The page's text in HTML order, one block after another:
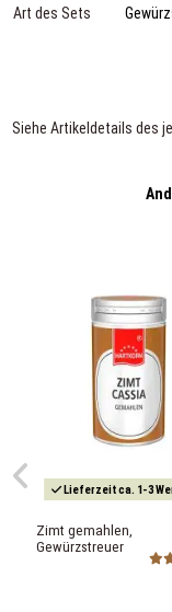
Art des Sets
Siehe Artikeldetails des
Lieferzeit ca. 1-3
Zimt gemahlen,
Gewürzstreuer